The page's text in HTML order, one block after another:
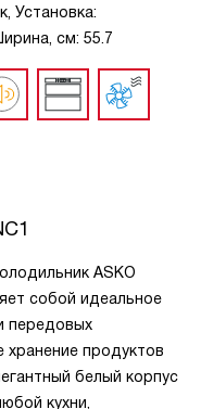
Установка:
см: 55.7
ASKO
собой идеальное
передовых
хранение продуктов
белый корпус
кухни,